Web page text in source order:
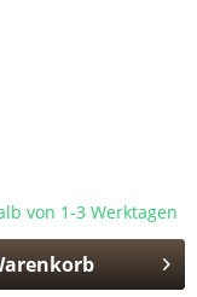
von 1-3 Werktagen